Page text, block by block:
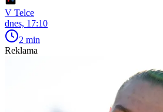
V Telce
dnes, 17:10
2 min
Reklama